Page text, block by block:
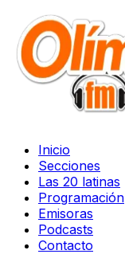
Inicio
Secciones
Las 20 latinas
Programación
Emisoras
Podcasts
Contacto